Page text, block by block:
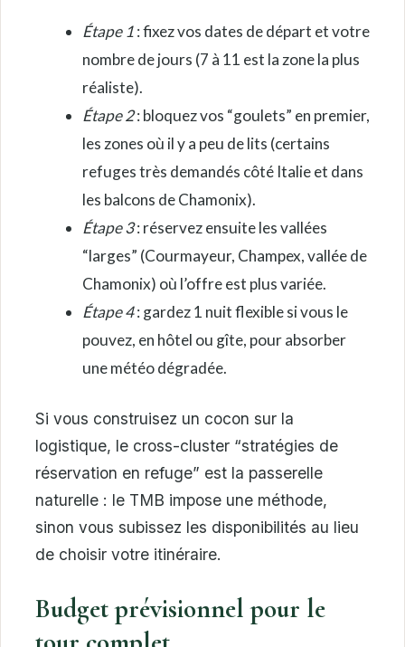
Étape 1: fixez vos dates de départ et votre
nombre de jours (7 à 11 est la zone la plus
réaliste).
Étape 2: bloquez vos “goulets” en premier,
les zones où il y a peu de lits (certains
refuges très demandés côté Italie et dans
les balcons de Chamonix).
Étape 3: réservez ensuite les vallées
“larges” (Courmayeur, Champex, vallée de
Chamonix) où l’offre est plus variée.
Étape 4: gardez 1 nuit flexible si vous le
pouvez, en hôtel ou gîte, pour absorber
une météo dégradée.
Si vous construisez un cocon sur la
logistique, le cross-cluster “stratégies de
réservation en refuge” est la passerelle
naturelle : le TMB impose une méthode,
sinon vous subissez les disponibilités au lieu
de choisir votre itinéraire.
Budget prévisionnel pour le